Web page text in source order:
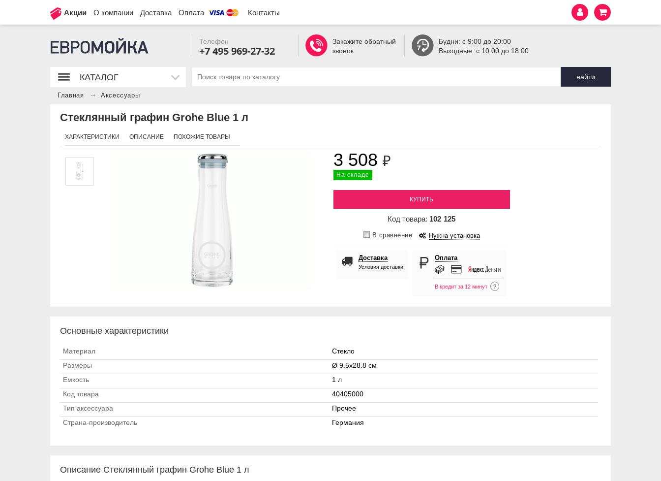
Акции О компании Доставка Оплата Контакты
Телефон
+7 495 969-27-32
Закажите обратный
звонок
Будни: с 9:00 до 20:00
Выходные: с 10:00 до 18:00
найти
КАТАЛОГ
Главная Аксессуары
Стеклянный графин Grohe Blue 1 л
ХАРАКТЕРИСТИКИ ОПИСАНИЕ ПОХОЖИЕ ТОВАРЫ
3 508 ₽
На складе
КУПИТЬ
Код товара: 102 125
В сравнение Нужна установка
Доставка
Условия доставки
Оплата
В кредит за 12 минут ?
Основные характеристики
Материал
Стекло
Размеры
Ø 9.5x28.8 см
Емкость
1 л
Код товара
40405000
Тип аксессуара
Прочее
Страна-производитель
Германия
Описание Стеклянный графин Grohe Blue 1 л